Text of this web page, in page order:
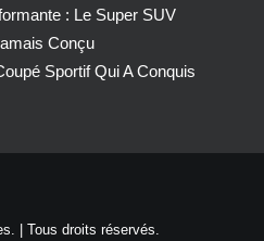
: Le Super SUV
Conçu
Sportif Qui A Conquis
| Tous droits réservés.